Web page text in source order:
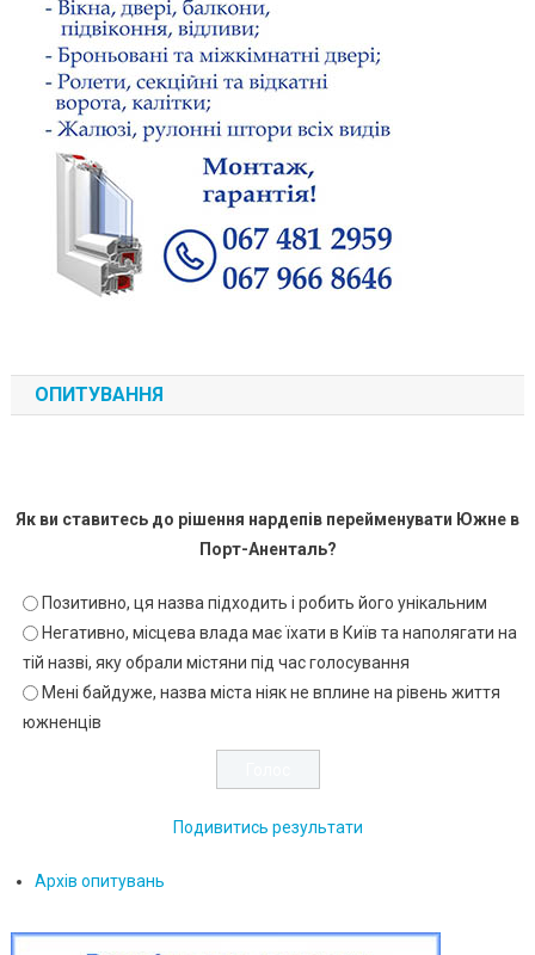
ОПИТУВАННЯ
Як ви ставитесь до рішення нардепів перейменувати Южне в
Порт-Аненталь?
Позитивно, ця назва підходить і робить його унікальним
Негативно, місцева влада має їхати в Київ та наполягати на
тій назві, яку обрали містяни під час голосування
Мені байдуже, назва міста ніяк не вплине на рівень життя
южненців
Подивитись результати
Архів опитувань